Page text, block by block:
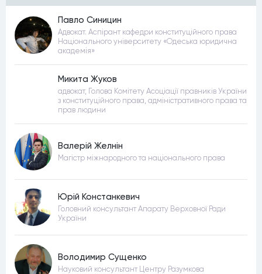
Павло Синицин
Адвокат. Аспірант кафедри конституційного права
Національного університету «Одеська юридична
академія»
Микита Жуков
адвокат, Голова Комітету Асоціації правників України
з конституційного права, адміністративного права та
прав людини
Валерій Желнін
Магістр міжнародного та національного права
Юрій Констанкевич
Головний консультант Апарату Верховної Ради
України
Володимир Сущенко
Науковий консультант Центру Разумкова